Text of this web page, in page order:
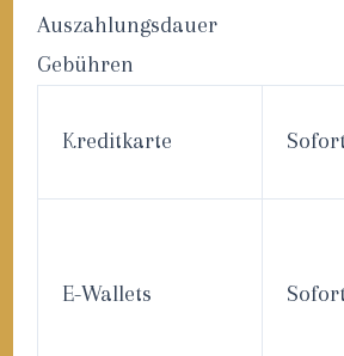
Auszahlungsdauer
Gebühren
Kreditkarte Sofort
E-Wallets Sofort